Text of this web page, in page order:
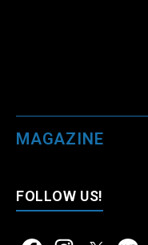
MAGAZINE
FOLLOW US!